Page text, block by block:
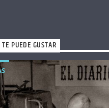
PUEDE GUSTAR